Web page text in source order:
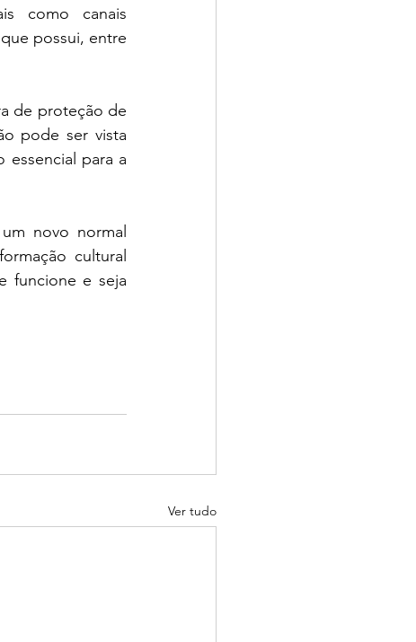
como canais
possui, entre
de proteção de
pode ser vista
para a
novo normal
cultural
funcione e seja
Ver tudo